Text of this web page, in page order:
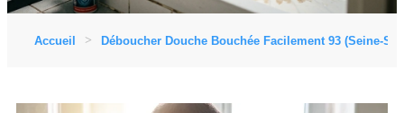
Accueil Déboucher Douche Bouchée Facilement 93 (Seine-